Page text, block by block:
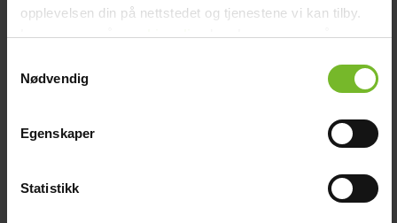
opplevelsen din på nettstedet og tjenestene vi kan tilby.
Les mer om vårcookiepolicyher. Les mer om våre
Nødvendig
Egenskaper
Statistikk
En eldstad för utomhusbruk, oavsett om det är en klassisk bålpanna
högtider som jul och påsk, eller unde...
Köp fler få 15%